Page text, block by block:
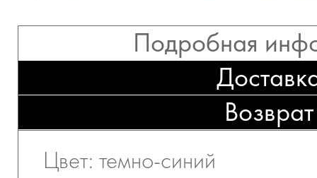
Подробная
Возврат
Цвет: темно-синий